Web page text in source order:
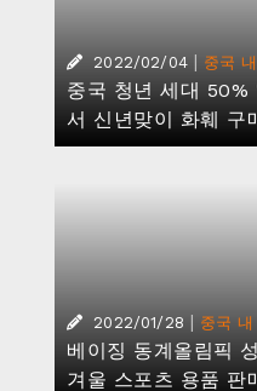
2022/02/04 | 중국
중국 청년 세대 50%
서 신년맞이 화훼
2022/01/28 | 중국 내
베이징 동계올림픽
겨울 스포츠 용품 판